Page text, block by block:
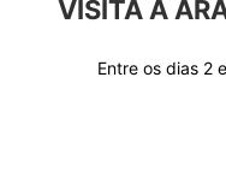
VISITA A
Entre os dias 2